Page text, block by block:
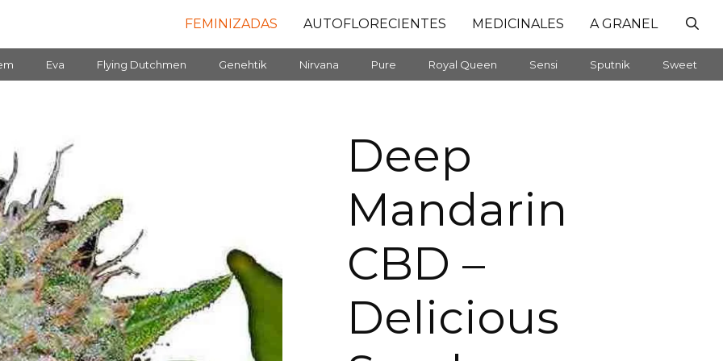
FEMINIZADAS AUTOFLORECIENTES MEDICINALES A GRANEL
Eva Flying Dutchmen Genehtik Nirvana Pure Royal Queen Sensi Sputnik Sweet
Deep
Mandarin
CBD –
Delicious